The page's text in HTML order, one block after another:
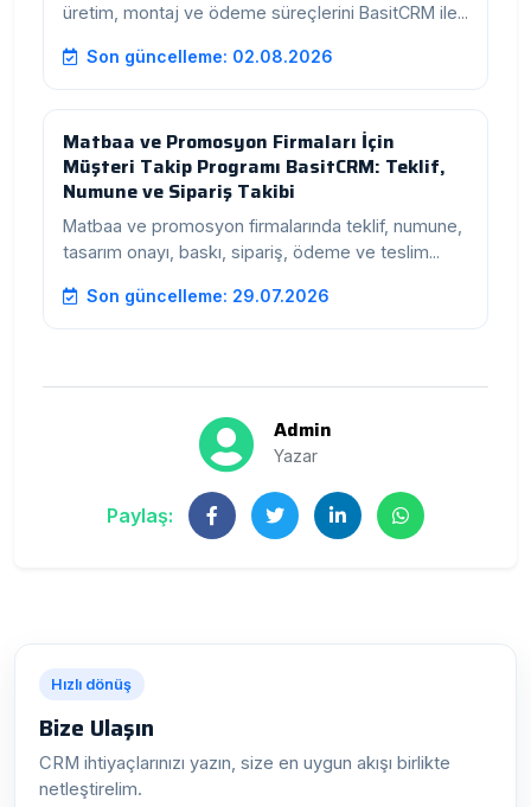
üretim, montaj ve ödeme süreçlerini BasitCRM ile...
Son güncelleme: 02.08.2026
Matbaa ve Promosyon Firmaları İçin
Müşteri Takip Programı BasitCRM: Teklif,
Numune ve Sipariş Takibi
Matbaa ve promosyon firmalarında teklif, numune,
tasarım onayı, baskı, sipariş, ödeme ve teslim...
Son güncelleme: 29.07.2026
Admin
Yazar
Paylaş:
Hızlı dönüş
Bize Ulaşın
CRM ihtiyaçlarınızı yazın, size en uygun akışı birlikte
netleştirelim.